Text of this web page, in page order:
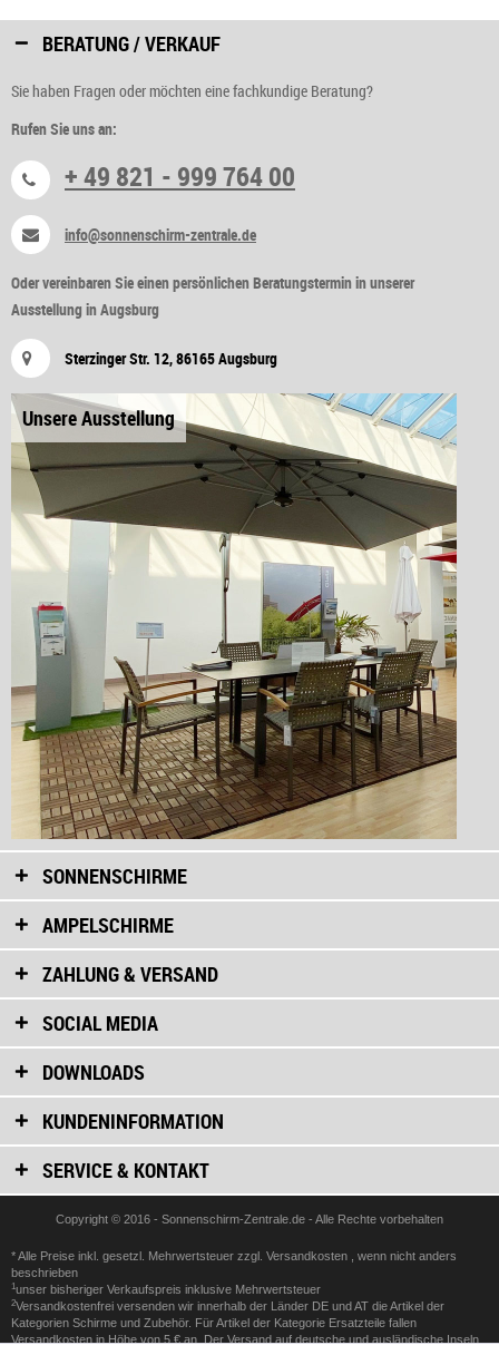
BERATUNG / VERKAUF
Sie haben Fragen oder möchten eine fachkundige Beratung?
Rufen Sie uns an:
+ 49 821 - 999 764 00
info@sonnenschirm-zentrale.de
Oder vereinbaren Sie einen persönlichen Beratungstermin in unserer
Ausstellung in Augsburg
Sterzinger Str. 12, 86165 Augsburg
Unsere Ausstellung
SONNENSCHIRME
AMPELSCHIRME
ZAHLUNG & VERSAND
SOCIAL MEDIA
DOWNLOADS
KUNDENINFORMATION
SERVICE & KONTAKT
Copyright © 2016 - Sonnenschirm-Zentrale.de - Alle Rechte vorbehalten
* Alle Preise inkl. gesetzl. Mehrwertsteuer zzgl. Versandkosten
, wenn nicht anders
beschrieben
1 unser bisheriger Verkaufspreis inklusive Mehrwertsteuer
2Versandkostenfrei versenden wir innerhalb der Länder DE und AT die Artikel der
Kategorien Schirme und Zubehör. Für Artikel der Kategorie Ersatzteile fallen
Versandkosten in Höhe von 5 € an. Der Versand auf deutsche und ausländische Inseln